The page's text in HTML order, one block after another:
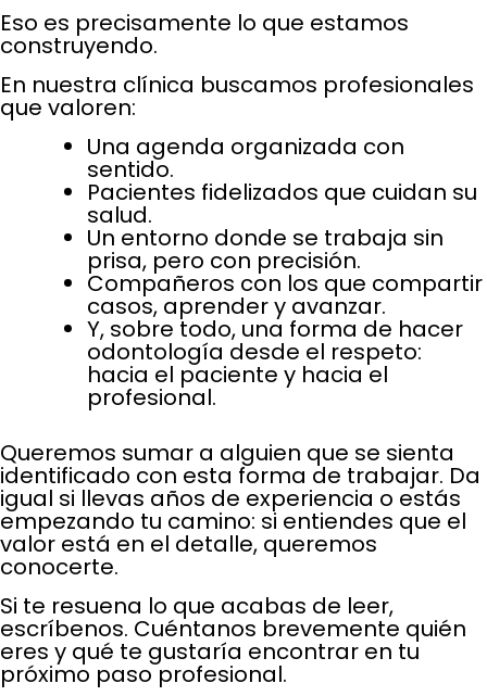
Eso es precisamente lo que estamos
construyendo.
En nuestra clínica buscamos profesionales
que valoren:
Una agenda organizada con
sentido.
Pacientes fidelizados que cuidan su
salud.
Un entorno donde se trabaja sin
prisa, pero con precisión.
Compañeros con los que compartir
casos, aprender y avanzar.
Y, sobre todo, una forma de hacer
odontología desde el respeto:
hacia el paciente y hacia el
profesional.
Queremos sumar a alguien que se sienta
identificado con esta forma de trabajar. Da
igual si llevas años de experiencia o estás
empezando tu camino: si entiendes que el
valor está en el detalle, queremos
conocerte.
Si te resuena lo que acabas de leer,
escríbenos. Cuéntanos brevemente quién
eres y qué te gustaría encontrar en tu
próximo paso profesional.